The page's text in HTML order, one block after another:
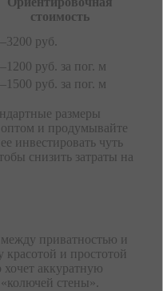
стоимость
руб.
руб. за пог. м
руб. за пог. м
размеры
и продумывайте
инвестировать чуть
снизить затраты на
приватностью и
и простотой
аккуратную
стены».